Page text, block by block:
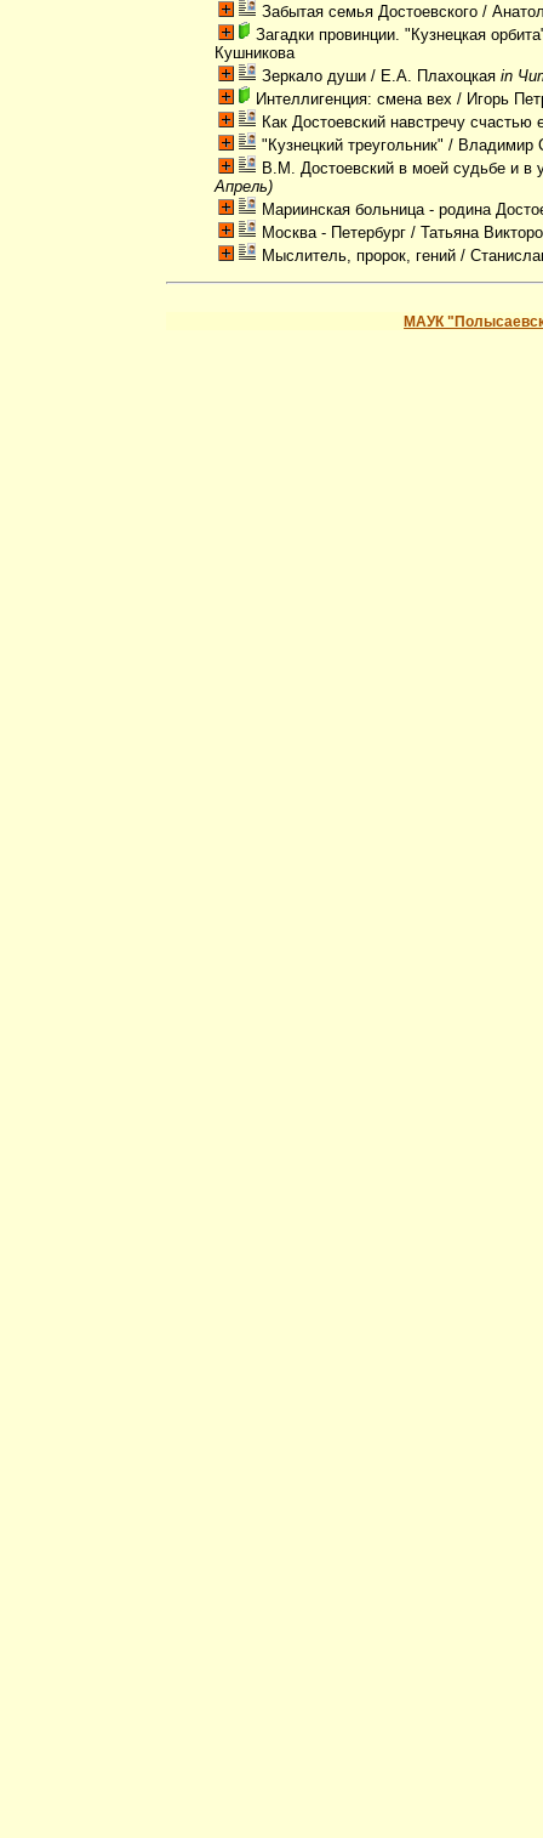
Забытая семья Достоевского /
Загадки провинции. "Кузнецкая
Кушникова
Зеркало души / Е.А. Плахоцкаяin
Интеллигенция: смена вех / Игорь
Как Достоевский навстречу счастью
"Кузнецкий треугольник" / Владимир
В.М. Достоевский в моей судьбе и в
Апрель)
Мариинская больница - родина
Москва - Петербург / Татьяна
Мыслитель, пророк, гений /
МАУК